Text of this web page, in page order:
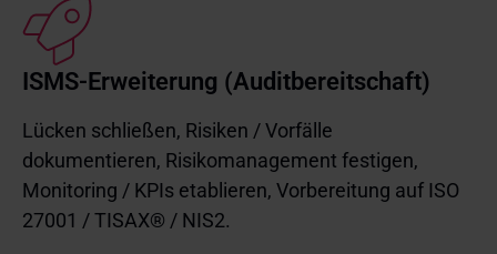
ISMS-Erweiterung (Auditbereitschaft)
Lücken schließen, Risiken / Vorfälle
dokumentieren, Risikomanagement festigen,
Monitoring / KPIs etablieren, Vorbereitung auf ISO
27001 / TISAX® / NIS2.